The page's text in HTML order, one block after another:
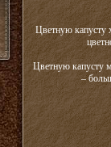
Цветную капусту
Цветную капусту
–